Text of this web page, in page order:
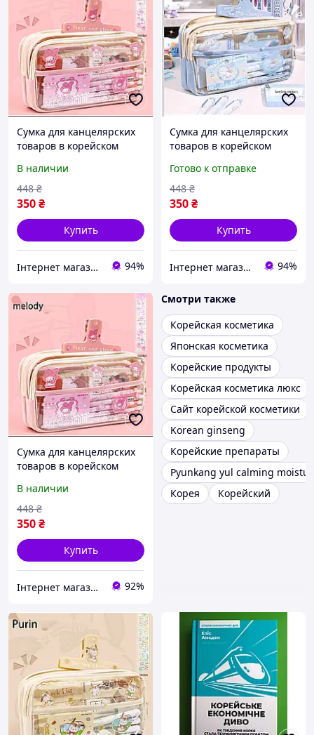
Сумка для канцелярских
товаров в корейском
держатель для
карандашей, простой
пенал, школьный прила
В наличии
350₴
448 ₴
Купить
Інтернет магазин Mobizoo 94%
Сумка для канцелярских
товаров в корейском
держатель для
карандашей, простой
пенал, школьный прила
Готово к отправке
350₴
448 ₴
Купить
Інтернет магазин KupiPartu 94%
Сумка для канцелярских
товаров в корейском
держатель для
карандашей, простой
пенал, школьный прила
В наличии
350₴
448 ₴
Купить
Інтернет магазин S-Pool 92%
Смотри также
Корейская косметика
Японская косметика
Корейские продукты
Корейская косметика люкс
Сайт корейской косметики
Korean ginseng
Корейские препараты
Pyunkang yul calming
Корея
Корейский